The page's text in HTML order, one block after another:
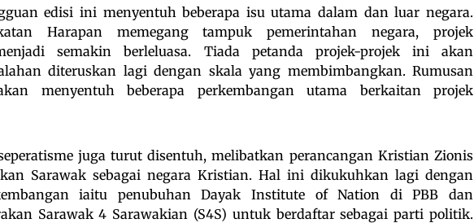
edisi ini menyentuh beberapa isu utama dalam dan luar negara.
Harapan memegang tampuk pemerintahan negara, projek
semakin berleluasa. Tiada petanda projek-projek ini akan
diteruskan lagi dengan skala yang membimbangkan. Rumusan
menyentuh beberapa perkembangan utama berkaitan projek
juga turut disentuh, melibatkan perancangan Kristian Zionis
Sarawak sebagai negara Kristian. Hal ini dikukuhkan lagi dengan
iaitu penubuhan Dayak Institute of Nation di PBB dan
Sarawak 4 Sarawakian (S4S) untuk berdaftar sebagai parti politik.